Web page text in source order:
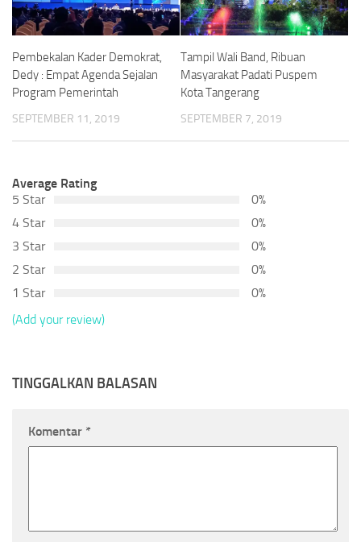
Pembekalan Kader Demokrat,
Dedy : Empat Agenda Sejalan
Program Pemerintah
SEPTEMBER 11, 2019
Tampil Wali Band, Ribuan
Masyarakat Padati Puspem
Kota Tangerang
SEPTEMBER 7, 2019
Average Rating
5 Star
0%
4 Star
0%
3 Star
0%
2 Star
0%
1 Star
0%
(Add your review)
TINGGALKAN BALASAN
Komentar *